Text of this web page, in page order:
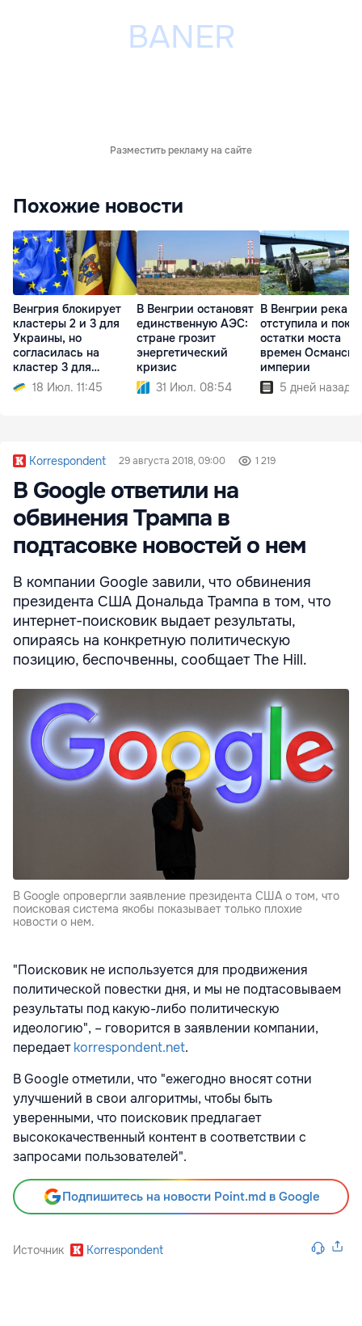
Разместить рекламу на сайте
Похожие новости
Венгрия блокирует
кластеры 2 и 3 для
Украины, но
согласилась на
кластер 3 для
Молдовы
18 Июл. 11:45
В Венгрии остановят
единственную АЭС:
стране грозит
энергетический
кризис
31 Июл. 08:54
В Венгрии река
отступила и
остатки моста
времен
империи
5 дней назад
Korrespondent 29 августа 2018, 09:00 1 219
В Google ответили на
обвинения Трампа в
подтасовке новостей о нем
В компании Google завили, что обвинения
президента США Дональда Трампа в том, что
интернет-поисковик выдает результаты,
опираясь на конкретную политическую
позицию, беспочвенны, сообщает The Hill.
В Google опровергли заявление президента США о том, что
поисковая система якобы показывает только плохие
новости о нем.
"Поисковик не используется для продвижения
политической повестки дня, и мы не подтасовываем
результаты под какую-либо политическую
идеологию", – говорится в заявлении компании,
передаетkorrespondent.net.
В Google отметили, что "ежегодно вносят сотни
улучшений в свои алгоритмы, чтобы быть
уверенными, что поисковик предлагает
высококачественный контент в соответствии с
запросами пользователей".
Подпишитесь на новости Point.md в Google
Источник Korrespondent